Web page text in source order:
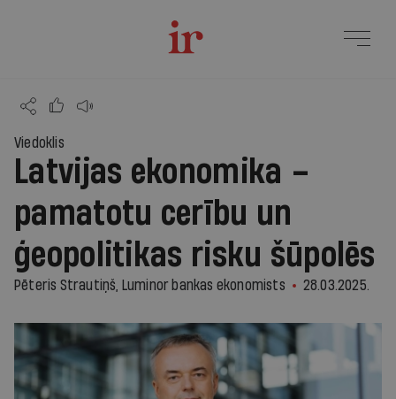
Viedoklis
Latvijas ekonomika –
pamatotu cerību un
ģeopolitikas risku šūpolēs
Pēteris Strautiņš, Luminor bankas ekonomists 28.03.2025.